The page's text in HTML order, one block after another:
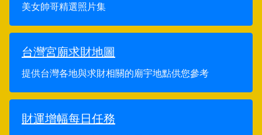
美女帥哥精選照片集
台灣宮廟求財地圖
提供台灣各地與求財相關的廟宇地點供您參考
財運增幅每日任務